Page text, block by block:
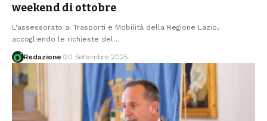
weekend di ottobre
L'assessorato ai Trasporti e Mobilità della Regione Lazio,
accogliendo le richieste del …
Redazione 20 Settembre 2025